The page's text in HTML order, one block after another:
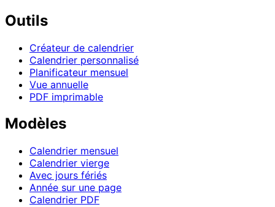
Outils
Créateur de calendrier
Calendrier personnalisé
Planificateur mensuel
Vue annuelle
PDF imprimable
Modèles
Calendrier mensuel
Calendrier vierge
Avec jours fériés
Année sur une page
Calendrier PDF